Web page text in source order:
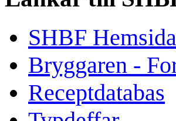
SHBF Hemsida
Bryggaren -
Receptdatabas